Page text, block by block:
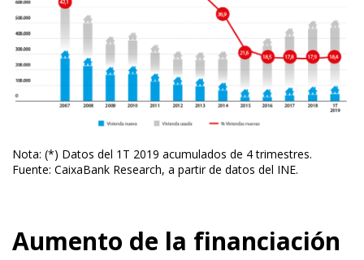
Nota: (*) Datos del 1T 2019 acumulados de 4 trimestres.
Fuente: CaixaBank Research, a partir de datos del INE.
Aumento de la financiación